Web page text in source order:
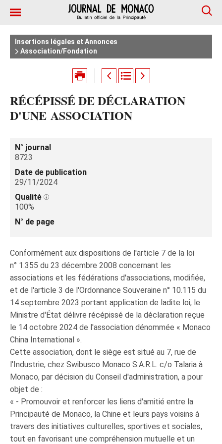
Insertions légales et Annonces
Association/Fondation
RÉCÉPISSÉ DE DÉCLARATION
D'UNE ASSOCIATION
N° journal
8723
Date de publication
29/11/2024
Qualité
100%
N° de page
Conformément aux dispositions de l'article 7 de la loi
n° 1.355 du 23 décembre 2008 concernant les
associations et les fédérations d'associations, modifiée,
et de l'article 3 de l'Ordonnance Souveraine n° 10.115 du
14 septembre 2023 portant application de ladite loi, le
Ministre d'État délivre récépissé de la déclaration reçue
le 14 octobre 2024 de l'association dénommée « Monaco
China International ».
Cette association, dont le siège est situé au 7, rue de
l'Industrie, chez Swibusco Monaco S.A.R.L. c/o Talaria à
Monaco, par décision du Conseil d'administration, a pour
objet de :
« - Promouvoir et renforcer les liens d'amitié entre la
Principauté de Monaco, la Chine et leurs pays voisins à
travers des initiatives culturelles, sportives et sociales,
tout en favorisant une compréhension mutuelle et un